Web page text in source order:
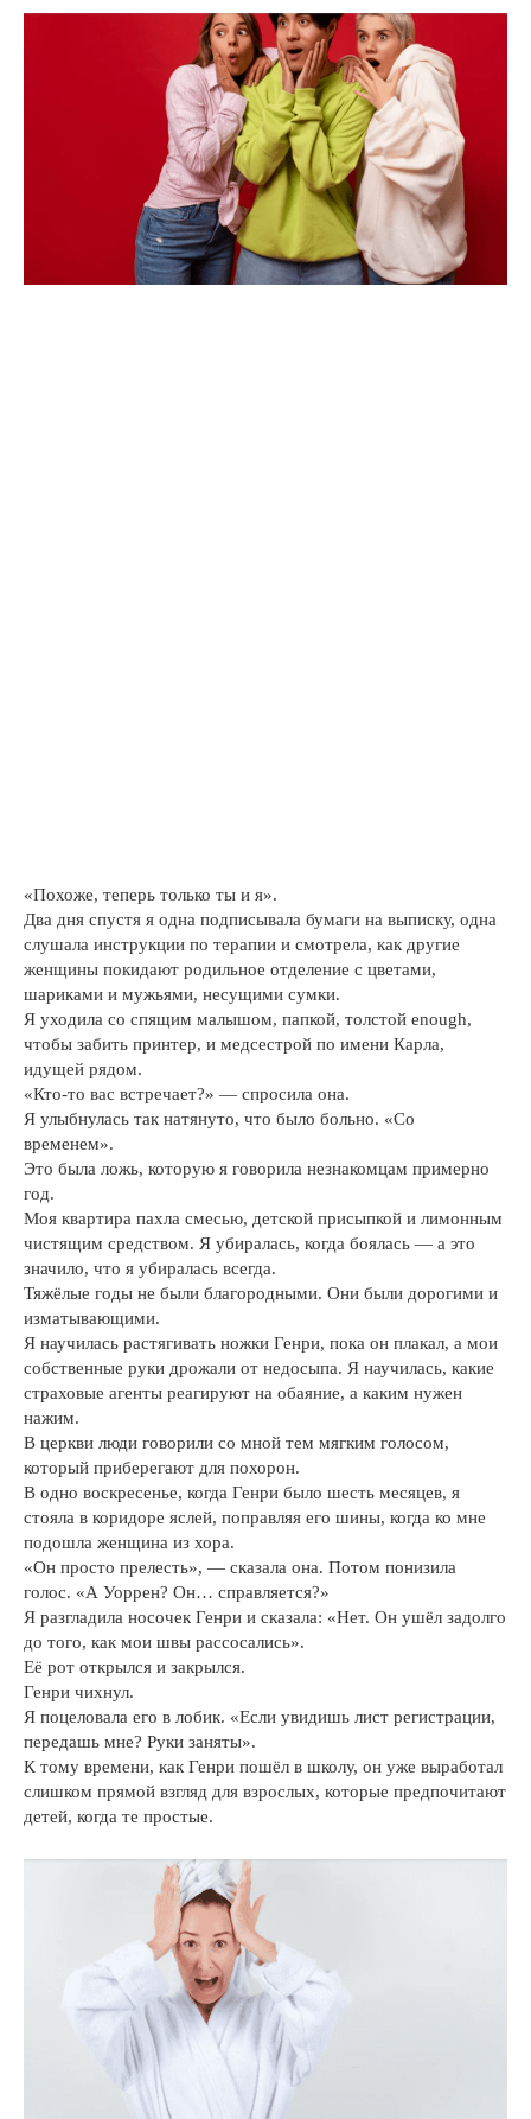
«Похоже, теперь только ты и я».
Два дня спустя я одна подписывала бумаги на выписку, одна
слушала инструкции по терапии и смотрела, как другие
женщины покидают родильное отделение с цветами,
шариками и мужьями, несущими сумки.
Я уходила со спящим малышом, папкой, толстой enough,
чтобы забить принтер, и медсестрой по имени Карла,
идущей рядом.
«Кто-то вас встречает?» — спросила она.
Я улыбнулась так натянуто, что было больно. «Со
временем».
Это была ложь, которую я говорила незнакомцам примерно
год.
Моя квартира пахла смесью, детской присыпкой и лимонным
чистящим средством. Я убиралась, когда боялась — а это
значило, что я убиралась всегда.
Тяжёлые годы не были благородными. Они были дорогими и
изматывающими.
Я научилась растягивать ножки Генри, пока он плакал, а мои
собственные руки дрожали от недосыпа. Я научилась, какие
страховые агенты реагируют на обаяние, а каким нужен
нажим.
В церкви люди говорили со мной тем мягким голосом,
который приберегают для похорон.
В одно воскресенье, когда Генри было шесть месяцев, я
стояла в коридоре яслей, поправляя его шины, когда ко мне
подошла женщина из хора.
«Он просто прелесть», — сказала она. Потом понизила
голос. «А Уоррен? Он… справляется?»
Я разгладила носочек Генри и сказала: «Нет. Он ушёл задолго
до того, как мои швы рассосались».
Её рот открылся и закрылся.
Генри чихнул.
Я поцеловала его в лобик. «Если увидишь лист регистрации,
передашь мне? Руки заняты».
К тому времени, как Генри пошёл в школу, он уже выработал
слишком прямой взгляд для взрослых, которые предпочитают
детей, когда те простые.